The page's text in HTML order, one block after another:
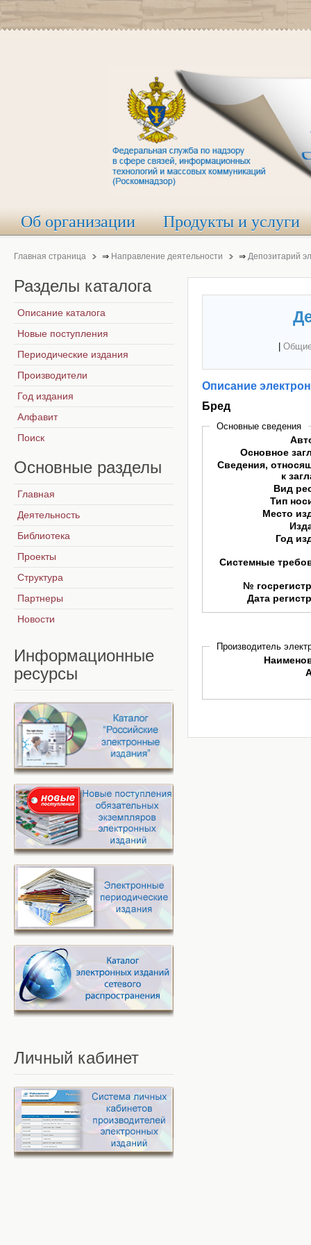
Об организации Продукты и услуги
Главная страница ⇒ Направление деятельности ⇒ Депозитарий
Описание
Бред
Основные сведения
Основное
Сведения,
к
Вид
Тип
Место
Год
Системные
№
Дата
Производитель
Разделы каталога
Описание каталога
Новые поступления
Периодические издания
Производители
Год издания
Алфавит
Поиск
Основные разделы
Главная
Деятельность
Библиотека
Проекты
Структура
Партнеры
Новости
Информационные
ресурсы
Личный кабинет